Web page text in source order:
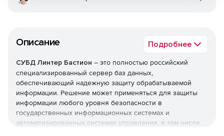
Описание Подробнее
СУБД Линтер Бастион – это полностью российский
специализированный сервер баз данных,
обеспечивающий надежную защиту обрабатываемой
информации. Решение может применяться для защиты
информации любого уровня безопасности в
государственных информационных системах и
автоматизированных системах управления, в том числе